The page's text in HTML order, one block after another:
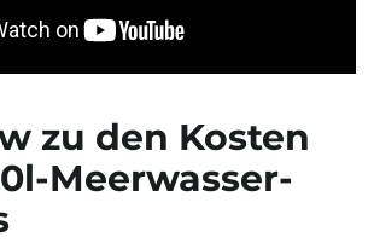
zu den Kosten
Meerwasser-